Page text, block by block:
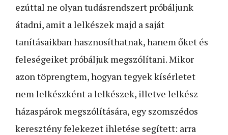
ezúttal ne olyan tudásrendszert próbáljunk
átadni, amit a lelkészek majd a saját
tanításaikban hasznosíthatnak, hanem őket és
feleségeiket próbáljuk megszólítani. Mikor
azon töprengtem, hogyan tegyek kísérletet
nem lelkészként a lelkészek, illetve lelkész
házaspárok megszólítására, egy szomszédos
keresztény felekezet ihletése segített: arra